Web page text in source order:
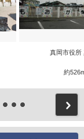
真岡市役所
約